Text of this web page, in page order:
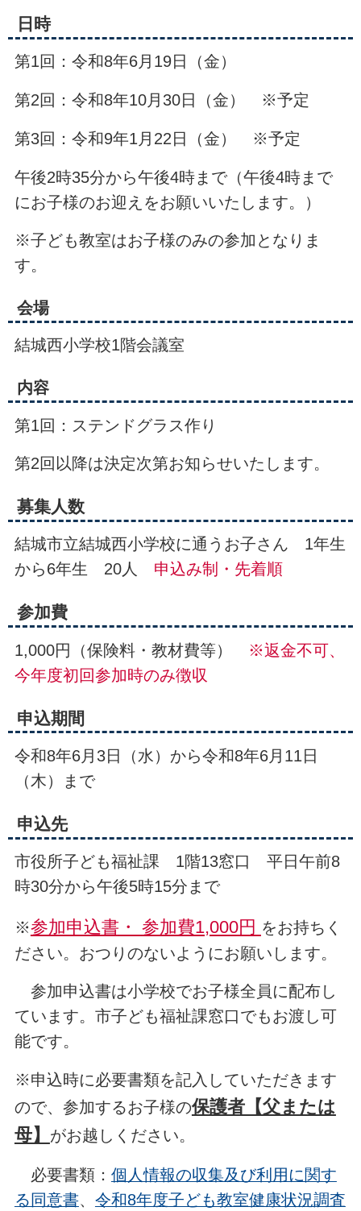
日時
第1回：令和8年6月19日（金）
第2回：令和8年10月30日（金） ※予定
第3回：令和9年1月22日（金） ※予定
午後2時35分から午後4時まで（午後4時まで
にお子様のお迎えをお願いいたします。）
※子ども教室はお子様のみの参加となりま
す。
会場
結城西小学校1階会議室
内容
第1回：ステンドグラス作り
第2回以降は決定次第お知らせいたします。
募集人数
結城市立結城西小学校に通うお子さん 1年生
から6年生 20人 申込み制・先着順
参加費
1,000円（保険料・教材費等） ※返金不可、
今年度初回参加時のみ徴収
申込期間
令和8年6月3日（水）から令和8年6月11日
（木）まで
申込先
市役所子ども福祉課 1階13窓口 平日午前8
時30分から午後5時15分まで
※参加申込書 ・ 参加費1,000円 をお持ちく
ださい。おつりのないようにお願いします。
参加申込書は小学校でお子様全員に配布し
ています。市子ども福祉課窓口でもお渡し可
能です。
※申込時に必要書類を記入していただきます
ので、参加するお子様の保護者【父または
母】
がお越しください。
必要書類： 個人情報の収集及び利用に関す
る同意書、 令和8年度子ども教室健康状況調査